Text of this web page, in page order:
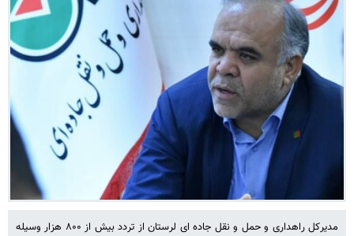
مدیرکل راهداری و حمل و نقل جاده ای لرستان از تردد بیش از ۸۰۰ هزار وسیله